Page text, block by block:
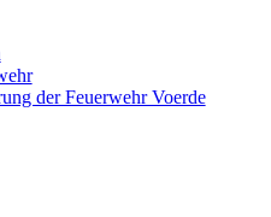
der Feuerwehr Voerde